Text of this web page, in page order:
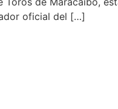
oficial del […]